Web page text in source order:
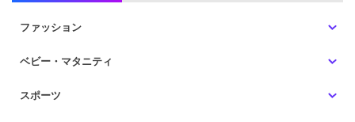
ファッション
ベビー・マタニティ
スポーツ